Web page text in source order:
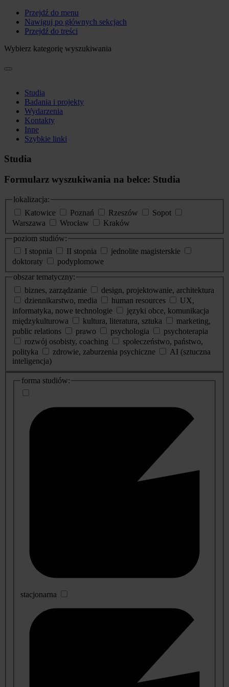
Przejdź do menu
Nawiguj po głównych sekcjach
Przejdź do treści
Wybierz kategorię wyszukiwania
Studia
Badania i projekty
Wydarzenia
Kontakty
Inne
Szybkie linki
Studia
Formularz wyszukiwania na belce: Studia
lokalizacja:
Katowice
Poznań Rzeszów
Sopot
Warszawa
Wrocław
Kraków
poziom studiów:
I stopnia
II stopnia
jednolite magisterskie
doktoraty
podyplomowe
obszar tematyczny:
biznes, zarządzanie
design, projektowanie, architektura
dziennikarstwo, media
human resources
UX,
informatyka, nowe technologie
języki obce, komunikacja
międzykulturowa
kultura, literatura, sztuka
marketing,
public relations
prawo psychologia
psychoterapia
rozwój osobisty, coaching
społeczeństwo, państwo,
polityka
zdrowie, zaburzenia psychiczne
AI (sztuczna
inteligencja)
dodatkowe
informacje
forma studiów:
stacjonarna